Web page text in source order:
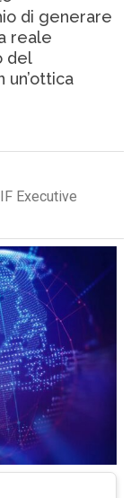
di generare
reale
del
Executive